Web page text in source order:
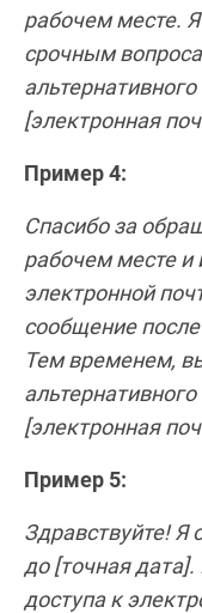
рабочем месте.
срочным
[электронная
Пример 4:
Спасибо за
рабочем месте
электронной
сообщение
Тем временем,
[электронная
Пример 5:
Здравствуйте! Я
до [точная
доступа к